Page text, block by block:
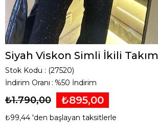
Siyah Viskon Simli İkili Takım
Stok Kodu
(27520)
İndirim Oranı : %50 İndirim
₺1.790,00 ₺895,00
₺99,44 'den başlayan taksitlerle